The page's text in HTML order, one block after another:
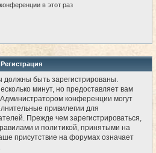
в этот раз
Регистрация
быть зарегистрированы.
минут, но предоставляет вам
конференции могут
привилегии для
Прежде чем зарегистрироваться,
и политикой, принятыми на
присутствие на форумах означает